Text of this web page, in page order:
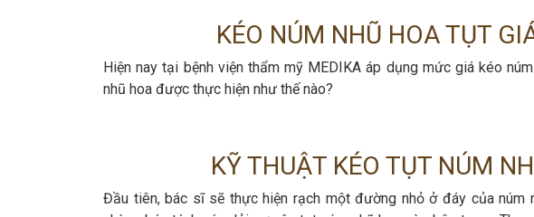
KÉO NÚM NHŨ HOA TỤT
Hiện nay tại bệnh viện thẩm mỹ MEDIKA áp dụng mức giá kéo
nhũ hoa được thực hiện như thế nào?
KỸ THUẬT KÉO TỤT NÚM
Đầu tiên, bác sĩ sẽ thực hiện rạch một đường nhỏ ở đáy của núm